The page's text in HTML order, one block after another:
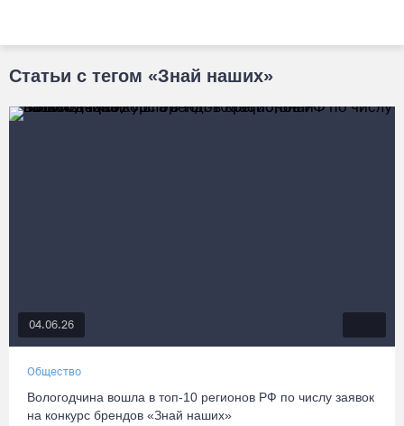
Статьи с тегом «Знай наших»
04.06.26
Общество
Вологодчина вошла в топ-10 регионов РФ по числу заявок
на конкурс брендов «Знай наших»